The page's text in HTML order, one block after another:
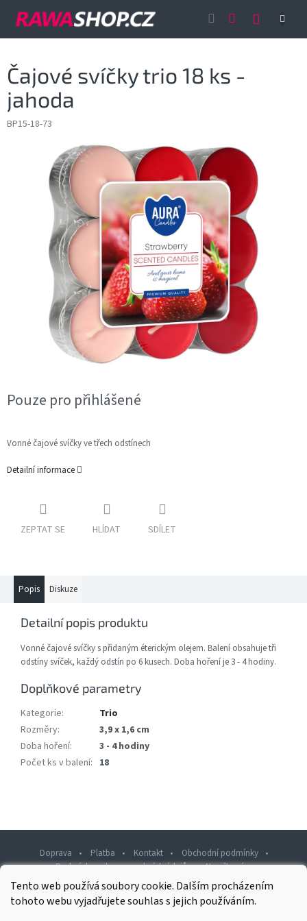
Tento web používá soubory cookie. Dalším procházením
tohoto webu vyjadřujete souhlas s jejich používáním.
Čajové svíčky trio 18 ks -
jahoda
BP15-18-73
Pouze pro přihlášené
Vonné čajové svíčky ve třech odstínech
Detailní informace
ZEPTAT SE HLÍDAT SDÍLET
Popis Diskuze
Detailní popis produktu
Vonné čajové svíčky s přidaným éterickým olejem. Balení obsahuje tři
odstíny svíček, každý odstín po 6 kusech. Doba hoření je 3 - 4 hodiny.
Doplňkové parametry
Kategorie:
Trio
Rozměry:
3,9 x 1,6 cm
Doba hoření:
3 - 4 hodiny
Počet ks v balení: 18
Doprava Platba Kontakt
Obchodní podmínky
Podmínky ochrany osobních údajů
Napište nám